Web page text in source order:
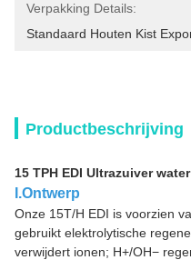
Verpakking Details:
Standaard Houten Kist
Productbeschrijving
15 TPH EDI Ultrazuiver
I.Ontwerp
Onze 15T/H EDI is voorzien
gebruikt elektrolytische
verwijdert ionen; H+/OH−